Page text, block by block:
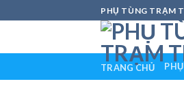
to
PHỤ TÙNG TRẠM
TRANG CHỦ